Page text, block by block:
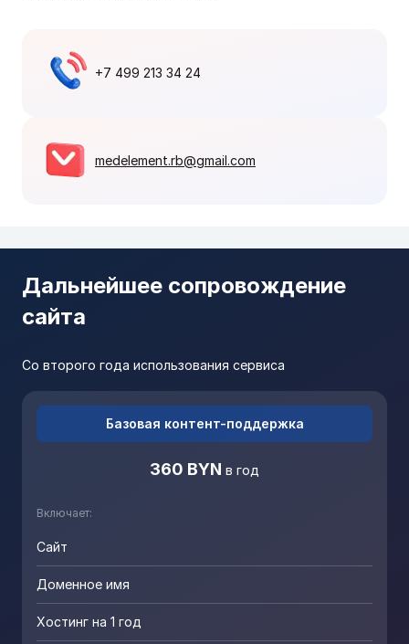
+7 499 213 34 24
medelement.rb@gmail.com
Дальнейшее сопровождение
сайта
Со второго года использования сервиса
Базовая контент-поддержка
360 BYN в год
Включает:
Сайт
Доменное имя
Хостинг на 1 год